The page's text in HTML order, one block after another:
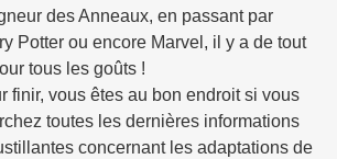
des Anneaux, en passant par
Potter ou encore Marvel, il y a de tout
tous les goûts !
finir, vous êtes au bon endroit si vous
toutes les dernières informations
concernant les adaptations de